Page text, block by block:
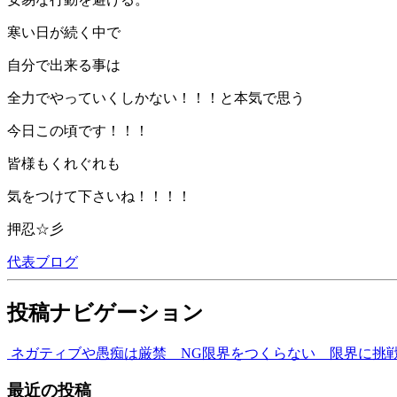
寒い日が続く中で
自分で出来る事は
全力でやっていくしかない！！！と本気で思う
今日この頃です！！！
皆様もくれぐれも
気をつけて下さいね！！！！
押忍☆彡
代表ブログ
投稿ナビゲーション
ネガティブや愚痴は厳禁 NG限界をつくらない 限界に挑
最近の投稿